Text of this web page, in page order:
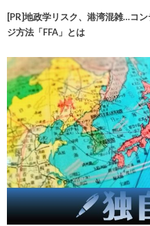
[PR]地政学リスク、港湾混雑…コ
ジ方法「FFA」とは